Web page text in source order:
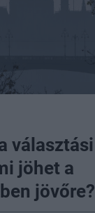
választási
jöhet a
jövőre?